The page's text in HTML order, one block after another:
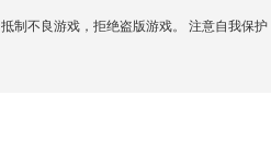
抵制不良游戏，拒绝盗版游戏。 注意自我保